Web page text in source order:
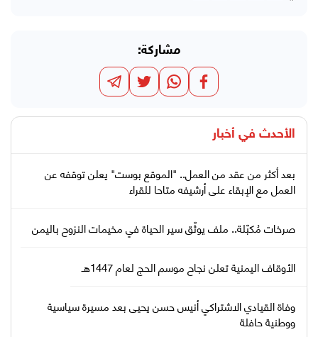
مشاركة:
الأحدث في أخبار
بعد أكثر من عقد من العمل.. "الموقع بوست" يعلن توقفه عن
العمل مع الإبقاء على أرشيفه متاحا للقراء
صرخات مُكبّلة.. ملف يوثّق سير الحياة في مخيمات النزوح باليمن
الأوقاف اليمنية تعلن نجاح موسم الحج لعام 1447هـ
وفاة القيادي الاشتراكي أنيس حسن يحيى بعد مسيرة سياسية
ووطنية حافلة